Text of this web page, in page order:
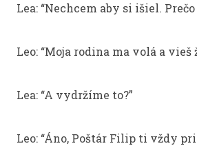
Lea: “Nechcem aby si išiel. Prečo
Leo: “Moja rodina ma volá a
Lea: “A vydržíme to?”
Leo: “Áno, Poštár Filip ti vždy